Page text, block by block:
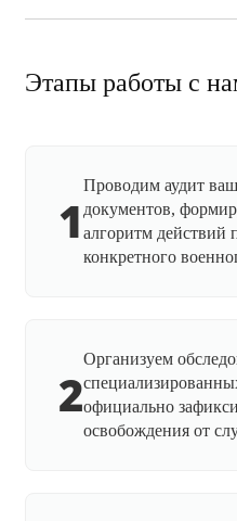
Этапы работы с
1
Проводим аудит
документов,
алгоритм действий
конкретного
2
Организуем
официально
освобождения от